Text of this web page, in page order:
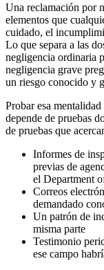
Una reclamación por
elementos que
cuidado, el
Lo que separa a las
negligencia ordinaria
negligencia grave
un riesgo conocido y
Probar esa
depende de pruebas
de pruebas que
Informes de
previas de
el Department
Correos
demandado
Un patrón de
misma parte
Testimonio
ese campo